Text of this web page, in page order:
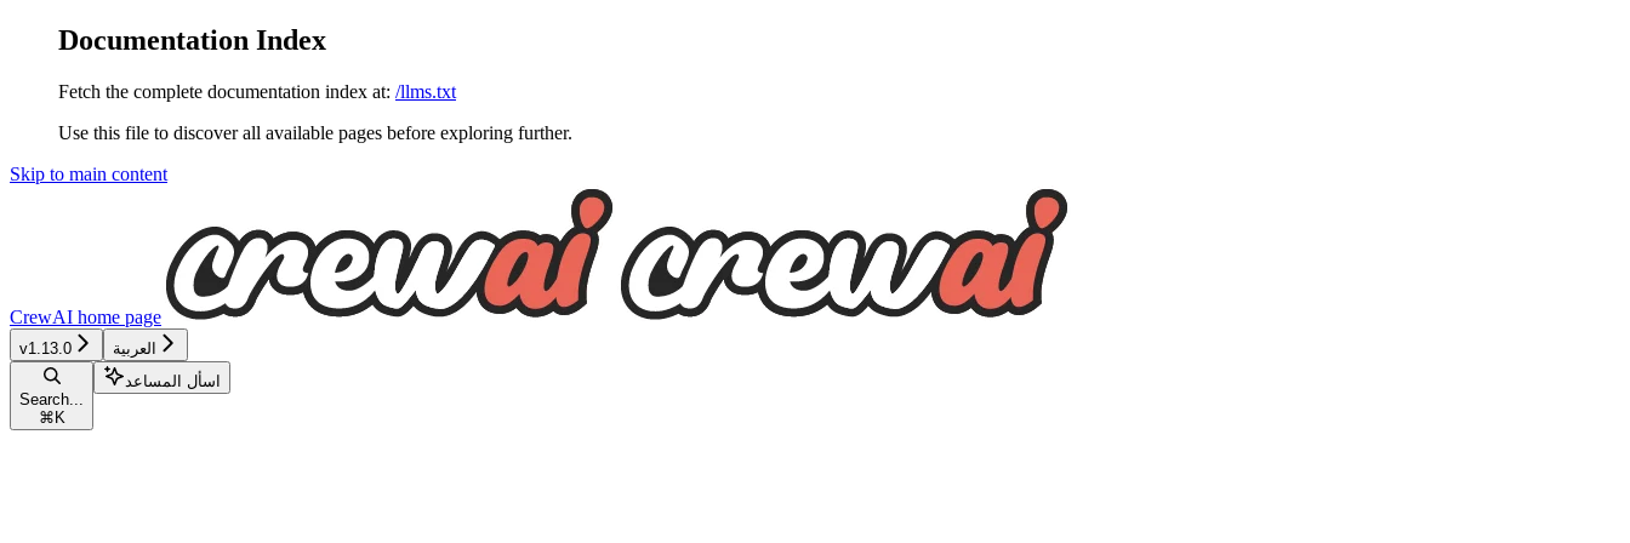
Documentation Index
Fetch the complete documentation index at: /llms.txt
Use this file to discover all available pages before exploring further.
Skip to main content
CrewAI home page
v1.13.0 العربية
Search...
⌘ K
اسأل المساعد